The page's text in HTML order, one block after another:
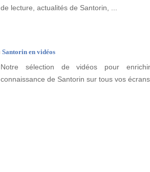
de lecture, actualités de Santorin, ...
Santorin en vidéos
Notre sélection de vidéos pour
connaissance de Santorin sur tous vos écrans.